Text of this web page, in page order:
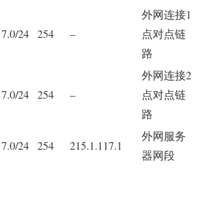
24 254 –
外网连接1
点对点链
路
24 254 –
外网连接2
点对点链
路
24 254 215.1.117.1
外网服务
器网段